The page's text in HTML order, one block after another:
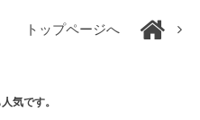
トップページへ
気です。